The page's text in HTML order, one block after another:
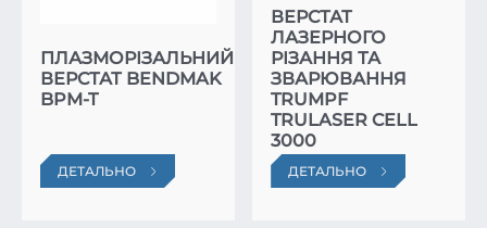
ПЛАЗМОРІЗАЛЬНИЙ
ВЕРСТАТ BENDMAK
BPM-T
ДЕТАЛЬНО
ВЕРСТАТ
ЛАЗЕРНОГО
РІЗАННЯ ТА
ЗВАРЮВАННЯ
TRUMPF
TRULASER CELL
3000
ДЕТАЛЬНО